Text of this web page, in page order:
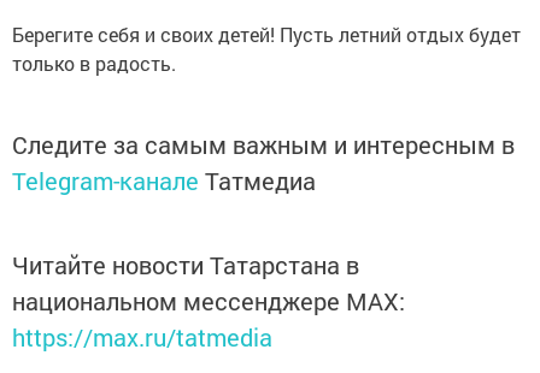
Берегите себя и своих детей! Пусть летний отдых будет
только в радость.
Следите за самым важным и интересным в
Telegram-канале Татмедиа
Читайте новости Татарстана в
национальном мессенджере MАХ:
https://max.ru/tatmedia